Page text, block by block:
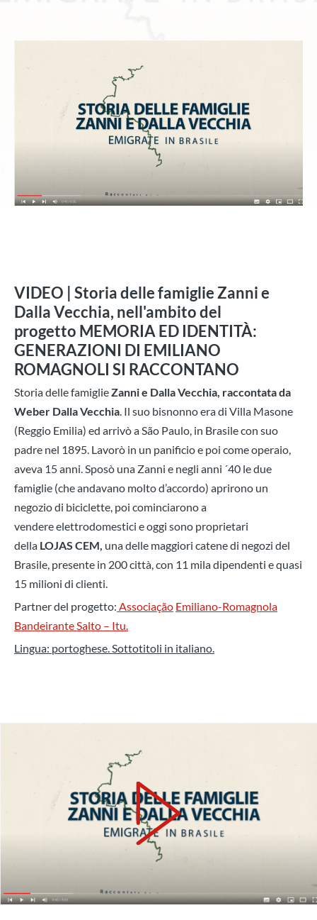
VIDEO | Storia delle famiglie Zanni e
Dalla Vecchia, nell'ambito del
progetto MEMORIA ED IDENTITÀ:
GENERAZIONI DI EMILIANO
ROMAGNOLI SI RACCONTANO
Storia delle famiglieZanni e Dalla Vecchia, raccontata da
Weber Dalla Vecchia. Il suo bisnonno era di Villa Masone
(Reggio Emilia) ed arrivò a São Paulo, in Brasile con suo
padre nel 1895. Lavorò in un panificio e poi come operaio,
aveva 15 anni. Sposò una Zanni e negli anni ´40 le due
famiglie (che andavano molto d’accordo) aprirono un
negozio di biciclette, poi cominciarono a
vendere elettrodomestici e oggi sono proprietari
della LOJAS CEM, una delle maggiori catene di negozi del
Brasile, presente in 200 città, con 11 mila dipendenti e quasi
15 milioni di clienti.
Partner del progetto: Associação Emiliano-Romagnola
Bandeirante Salto – Itu.
Lingua: portoghese. Sottotitoli in italiano.